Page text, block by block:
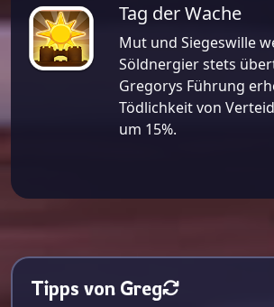
Tag der Wache
Mut und Siegeswille
Söldnergier stets
Gregorys Führung
Tödlichkeit von
um 15%.
Tipps von Greg